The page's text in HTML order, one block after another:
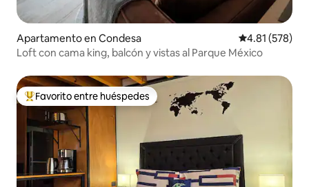
Apartamento en Condesa Calificación
4.81 (578)
Loft con cama king, balcón y vistas al Parque México
Favorito entre huéspedes preferido
Favorito entre huéspedes